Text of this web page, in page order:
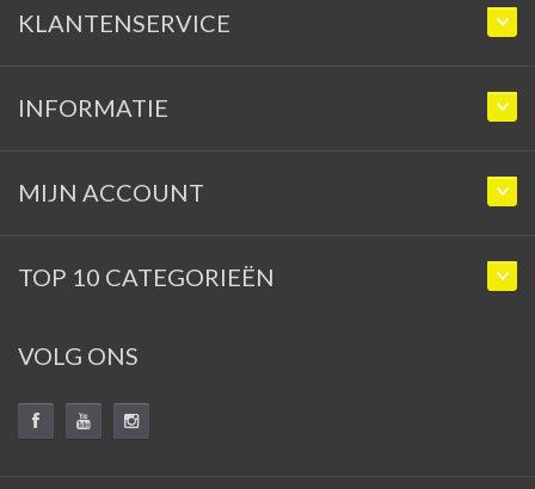
KLANTENSERVICE
INFORMATIE
MIJN ACCOUNT
TOP 10 CATEGORIEËN
VOLG ONS